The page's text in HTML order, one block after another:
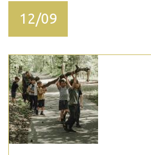
12/09